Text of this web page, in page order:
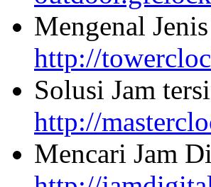
Mengenal
http://
Solusi Jam
http://
Mencari Jam